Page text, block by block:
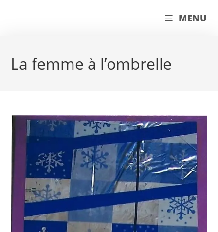
MENU
La femme à l’ombrelle